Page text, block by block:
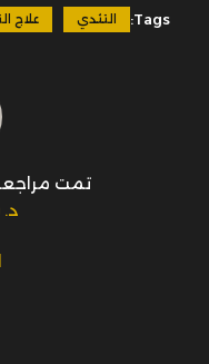
Tags: التثدي علاج
تمت